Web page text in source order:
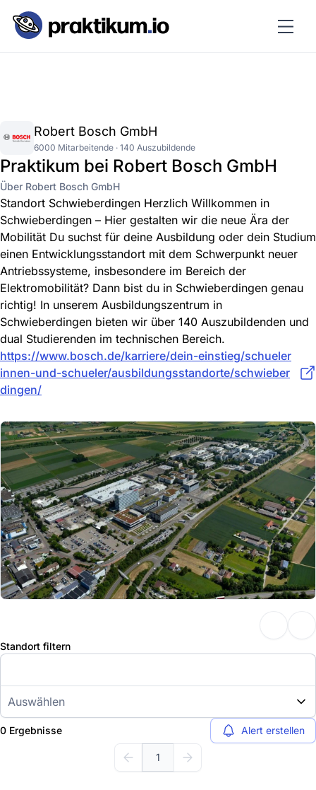
Robert Bosch GmbH
6000 Mitarbeitende · 140 Auszubildende
Praktikum bei Robert Bosch GmbH
Über Robert Bosch GmbH
Standort Schwieberdingen Herzlich Willkommen in
Schwieberdingen – Hier gestalten wir die neue Ära der
Mobilität Du suchst für deine Ausbildung oder dein Studium
einen Entwicklungsstandort mit dem Schwerpunkt neuer
Antriebssysteme, insbesondere im Bereich der
Elektromobilität? Dann bist du in Schwieberdingen genau
richtig! In unserem Ausbildungszentrum in
Schwieberdingen bieten wir über 140 Auszubildenden und
dual Studierenden im technischen Bereich.
https://www.bosch.de/karriere/dein-einstieg/schueler
innen-und-schueler/ausbildungsstandorte/schwieber
dingen/
Standort filtern
Auswählen
0 Ergebnisse Alert erstellen
1